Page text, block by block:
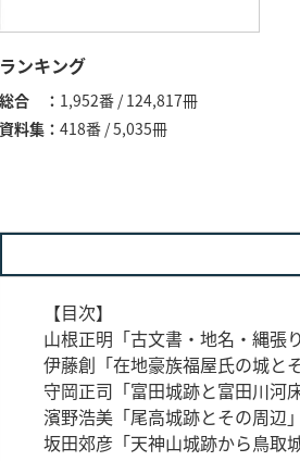
ランキング
総合
1,952番 / 124,817冊
資料集
418番 / 5,035冊
【目次】
山根正明「古文書・地名・縄張
伊藤創「在地豪族福屋氏の城と
守岡正司「富田城跡と富田川河
濱野浩美「尾高城跡とその周辺」
坂田郊彦「天神山城跡から鳥取城